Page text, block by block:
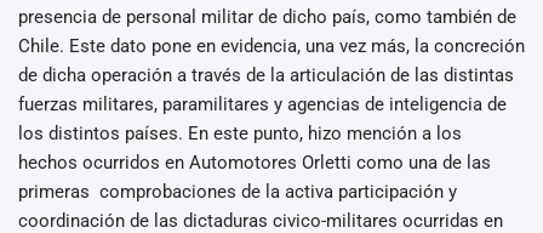
presencia de personal militar de dicho país, como también de
Chile. Este dato pone en evidencia, una vez más, la concreción
de dicha operación a través de la articulación de las distintas
fuerzas militares, paramilitares y agencias de inteligencia de
los distintos países. En este punto, hizo mención a los
hechos ocurridos en Automotores Orletti como una de las
primeras comprobaciones de la activa participación y
coordinación de las dictaduras civico-militares ocurridas en